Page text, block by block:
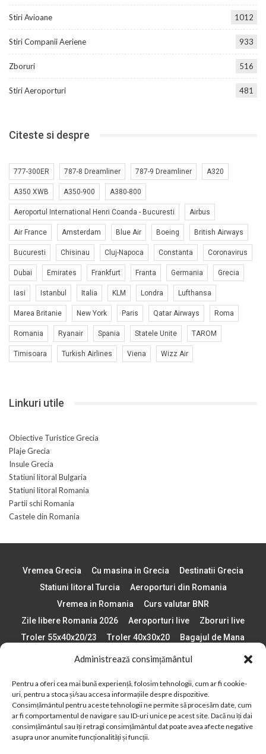
Administrează consimțământul
Pentru a oferi cea mai bună experiență, folosim tehnologii, cum ar fi cookie-
uri, pentru a stoca și/sau accesa informațiile despre dispozitive.
Consimțământul pentru aceste tehnologii ne permite să procesăm date, cum
ar fi comportamentul de navigare sau ID-uri unice pe acest site. Dacă nu îți dai
consimțământul sau îți retragi consimțământul dat poate avea afecte negative
asupra unor anumite funcționalități și funcții.
Stiri Avioane 1012
Stiri Companii Aeriene 933
Zboruri 516
Stiri Aeroporturi 481
Citeste si despre
777-300ER 787-8 Dreamliner 787-9 Dreamliner A320
A350 XWB A350-900 A380-800
Aeroportul International Henri Coanda - Bucuresti Airbus
Air France Amsterdam Blue Air Boeing British Airways
Bucuresti Chisinau Cluj-Napoca Constanta Coronavirus
Dubai Emirates Frankfurt Franta Germania Grecia
Iasi Istanbul Italia KLM Londra Lufthansa
Marea Britanie New York Paris Qatar Airways Roma
Romania Ryanair Spania Statele Unite TAROM
Timisoara Turkish Airlines Viena Wizz Air
Linkuri utile
Obiective Turistice Grecia
Plaje Grecia
Insule Grecia
Statiuni litoral Bulgaria
Statiuni litoral Romania
Partii schi Romania
Castele din Romania
Vremea Grecia Cu masina in Grecia
Destinatii Grecia
Statiuni litoral Turcia
Aeroporturi din Romania
Vremea in Romania
Curs valutar BNR
Zile libere Romania 2026
Aeroporturi live
Zboruri live
Troler 55x40x20/23
Troler 40x30x20
Bagajul de Mana
Paste 2026
Cele mai bune telefoane
Plaje din Europa
Concerte Romania 2025
Asigurare de calatorie
Când se schimba ora în 2026
Calendar Formula 1 sezon 2026
Boarding Pass
Despre AirlinesTravel.ro
Politică cookie-uri (UE)